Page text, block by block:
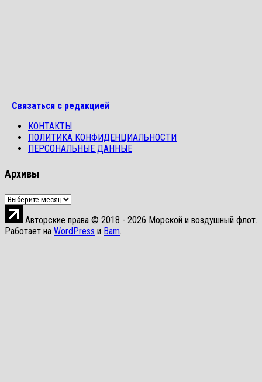
Связаться с редакцией
КОНТАКТЫ
ПОЛИТИКА КОНФИДЕНЦИАЛЬНОСТИ
ПЕРСОНАЛЬНЫЕ ДАННЫЕ
Архивы
Архивы
Авторские права © 2018 - 2026 Морской и воздушный флот.
Работает на WordPress и Bam.